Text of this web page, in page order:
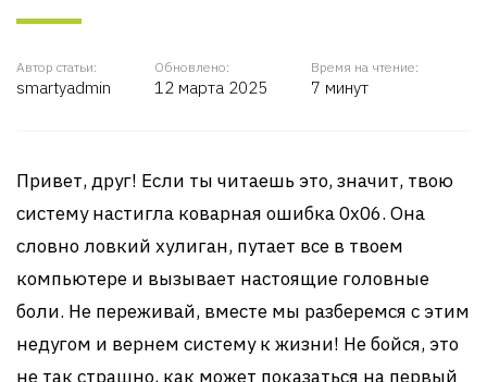
Автор статьи:
smartyadmin
Обновлено:
12 марта 2025
Время на чтение:
7 минут
Привет, друг! Если ты читаешь это, значит, твою
систему настигла коварная ошибка 0x06. Она
словно ловкий хулиган, путает все в твоем
компьютере и вызывает настоящие головные
боли. Не переживай, вместе мы разберемся с этим
недугом и вернем систему к жизни! Не бойся, это
не так страшно, как может показаться на первый